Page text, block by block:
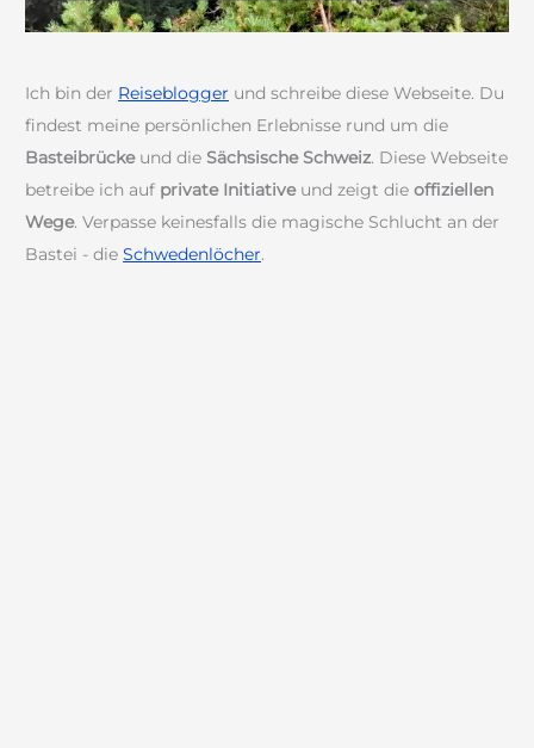
Ich bin der Reiseblogger und schreibe diese Webseite. Du
findest meine persönlichen Erlebnisse rund um die
Basteibrückeund dieSächsische Schweiz. Diese Webseite
betreibe ich auf private Initiativeund zeigt dieoffiziellen
Wege. Verpasse keinesfalls die magische Schlucht an der
Bastei - dieSchwedenlöcher.